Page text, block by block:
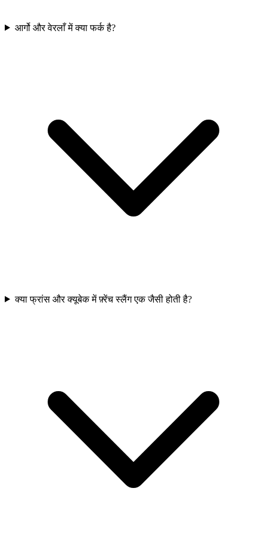
आर्गो और वेरलाँ में क्या फर्क है?
क्या फ्रांस और क्यूबेक में फ़्रेंच स्लैंग एक जैसी होती है?